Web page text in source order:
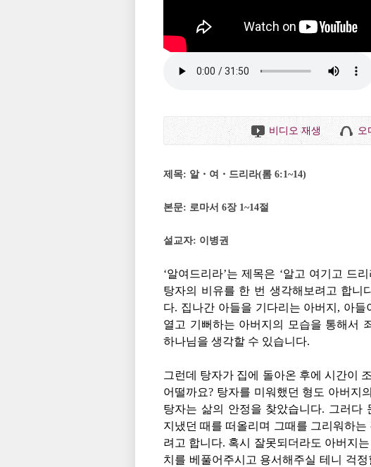
비디오 재생 오
제목: 알・여・드리라(롬 6:1~14)
본문: 로마서 6장 1~14절
설교자: 이병권
‘알여드리라’는 제목은 ‘알고 여기고 드
탕자의 비유를 한 번 생각해보려고 합니
다. 집나간 아들을 기다리는 아버지, 아
열고 기뻐하는 아버지의 모습을 통해서
하나님을 생각할 수 있습니다.
그런데 탕자가 집에 돌아온 후에 시간이
어떨까요? 탕자를 미워했던 형도 아버지
탕자는 삶의 안정을 찾았습니다. 그러다
지냈던 때를 떠올리며 그때를 그리워하
려고 합니다. 혹시 잘못되더라도 아버지
치를 베풀어주시고 용서해주실 테니 걱